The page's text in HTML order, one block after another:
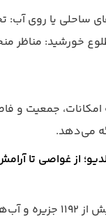
ساحلی یا روی آب:
خورشید: مناظر
جمعیت و
می‌دهد.
از غواصی تا
کشور مالدیو با بیش از